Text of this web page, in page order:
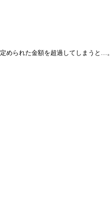
定められた金額を超過してしまうと…